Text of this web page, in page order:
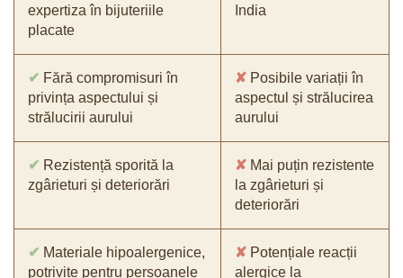
expertiza în bijuteriile
placate
India
✔ Fără compromisuri în
privința aspectului și
strălucirii aurului
✘ Posibile variații în
aspectul și strălucirea
aurului
✔ Rezistență sporită la
zgârieturi și deteriorări
✘ Mai puțin rezistente
la zgârieturi și
deteriorări
✔ Materiale hipoalergenice,
potrivite pentru persoanele
✘ Potențiale reacții
alergice la